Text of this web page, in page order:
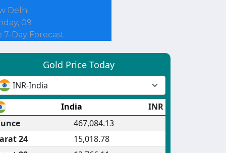
Delhi
09
7-Day Forecast